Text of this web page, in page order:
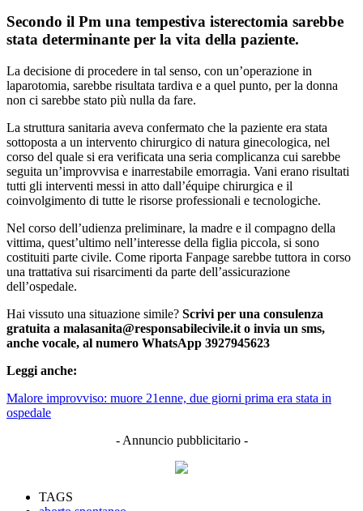
Secondo il Pm una tempestiva isterectomia sarebbe
stata determinante per la vita della paziente.
La decisione di procedere in tal senso, con un’operazione in
laparotomia, sarebbe risultata tardiva e a quel punto, per la donna
non ci sarebbe stato più nulla da fare.
La struttura sanitaria aveva confermato che la paziente era stata
sottoposta a un intervento chirurgico di natura ginecologica, nel
corso del quale si era verificata una seria complicanza cui sarebbe
seguita un’improvvisa e inarrestabile emorragia. Vani erano risultati
tutti gli interventi messi in atto dall’équipe chirurgica e il
coinvolgimento di tutte le risorse professionali e tecnologiche.
Nel corso dell’udienza preliminare, la madre e il compagno della
vittima, quest’ultimo nell’interesse della figlia piccola, si sono
costituiti parte civile. Come riporta Fanpage sarebbe tuttora in corso
una trattativa sui risarcimenti da parte dell’assicurazione
dell’ospedale.
Hai vissuto una situazione simile? Scrivi per una consulenza
gratuita a malasanita@responsabilecivile.it o invia un sms,
anche vocale, al numero WhatsApp 3927945623
Leggi anche:
Malore improvviso: muore 21enne, due giorni prima era stata in
ospedale
- Annuncio pubblicitario -
TAGS